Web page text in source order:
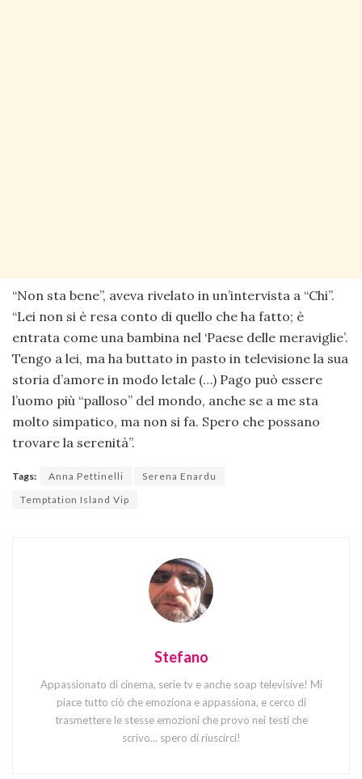
“Non sta bene”, aveva rivelato in un’intervista a “Chi”.
“Lei non si è resa conto di quello che ha fatto; è
entrata come una bambina nel ‘Paese delle meraviglie’.
Tengo a lei, ma ha buttato in pasto in televisione la sua
storia d’amore in modo letale (…) Pago può essere
l’uomo più “palloso” del mondo, anche se a me sta
molto simpatico, ma non si fa. Spero che possano
trovare la serenità”.
Tags: Anna Pettinelli
Serena Enardu
Temptation Island Vip
Stefano
Appassionato di cinema, serie tv e anche soap televisive! Mi
piace tutto ciò che emoziona e appassiona, e cerco di
trasmettere le stesse emozioni che provo nei testi che
scrivo... spero di riuscirci!